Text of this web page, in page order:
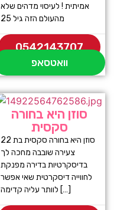
אמיתית ! לעיסוי מדהים שלא
מהעולם הזה גיל 25
0542143707
וואטסאפ
סוזן היא בחורה
סקסית
סוזן היא בחורה סקסית בת 22
צעירה שובבה מחכה לך
בדיסקרטיות בדירה מפנקת
לחווייה דיסקרטית שאי אפשר
לוותר עליה קדימה […]